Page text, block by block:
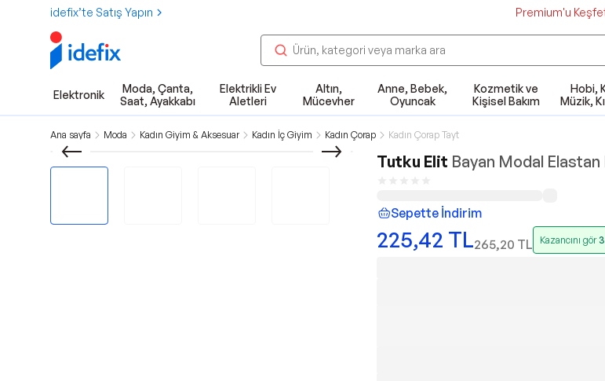
idefix’te Satış Yapın Premium'u
Elektronik
Moda, Çanta,
Saat, Ayakkabı
Elektrikli Ev
Aletleri
Altın,
Mücevher
Anne, Bebek,
Oyuncak
Kozmetik ve
Kişisel Bakım
Hobi,
Müzik,
Ana sayfa Moda Kadın Giyim & Aksesuar Kadın İç Giyim Kadın Çorap Kadın Çorap Tayt
Tutku Elit Bayan Modal Elastan
Sepette İndirim
225,42 TL265,20 TL Kazancını gör